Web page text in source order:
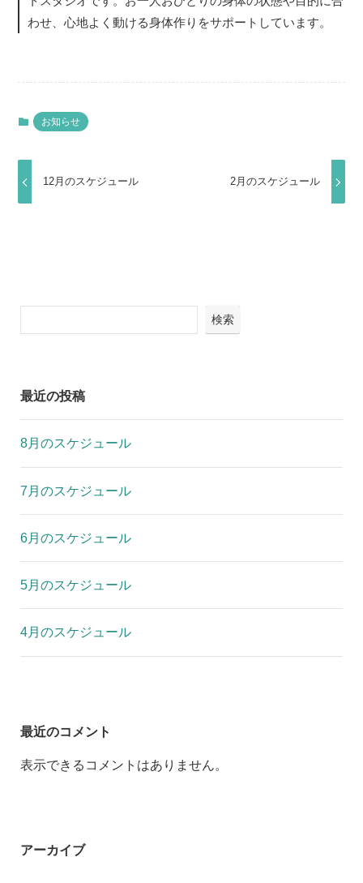
わせ、心地よく動ける身体作りをサポートしています。
お知らせ
12月のスケジュール 2月のスケジュール
検索
最近の投稿
8月のスケジュール
7月のスケジュール
6月のスケジュール
5月のスケジュール
4月のスケジュール
最近のコメント
表示できるコメントはありません。
アーカイブ